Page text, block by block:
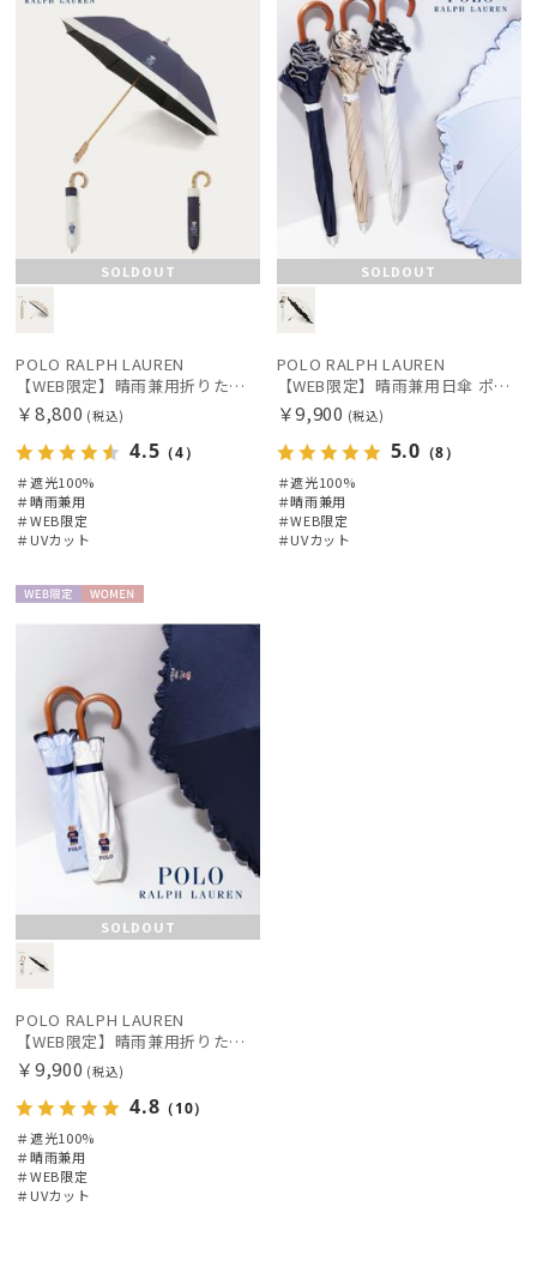
SOLDOUT
POLO RALPH LAUREN
【WEB限定】晴雨兼用折りたたみ日傘 ポロ ラルフ ローレン（POLO RALPH LAUREN）ポロ ベア ポニー
￥8,800 (税込)
4.5 （4）
＃遮光100%
＃晴雨兼用
＃WEB限定
＃UVカット
SOLDOUT
POLO RALPH LAUREN
【WEB限定】晴雨兼用日傘 ポロ ラルフ ローレン（POLO RALPH LAUREN）フリル ポロ ベア 遮光100 UV100
￥9,900 (税込)
5.0 （8）
＃遮光100%
＃晴雨兼用
＃WEB限定
＃UVカット
SOLDOUT
POLO RALPH LAUREN
【WEB限定】晴雨兼用折りたたみ日傘 ポロ ラルフ ローレン（POLO RALPH LAUREN）フリル ポロ ベア 遮光100 UV100
￥9,900 (税込)
4.8 （10）
＃遮光100%
＃晴雨兼用
＃WEB限定
＃UVカット